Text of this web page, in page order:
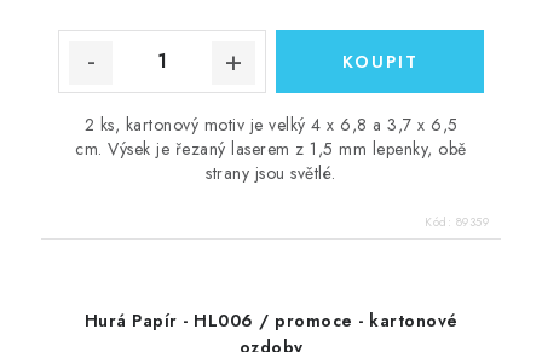
2 ks, kartonový motiv je velký 4 x 6,8 a 3,7 x 6,5
cm. Výsek je řezaný laserem z 1,5 mm lepenky, obě
strany jsou světlé.
Kód: 89359
Hurá Papír - HL006 / promoce - kartonové
ozdoby